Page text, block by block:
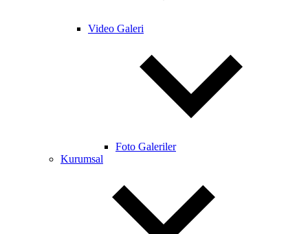
Video Galeri
Foto Galeriler
Kurumsal